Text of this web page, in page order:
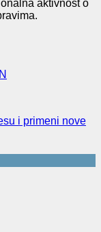
aktivnost o
i primeni nove